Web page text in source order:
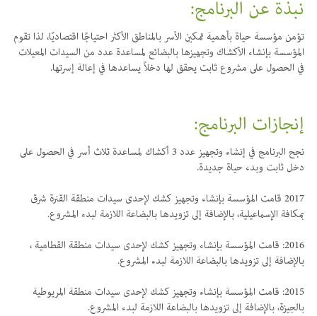
نبذة عن البرنامج:
تؤمن مؤسسة حياة بأهمية تمكين الأسر بالمناطق الأكثر احتياجًا اقتصاديًا، لذا تقوم
المؤسسة بإنشاء الأكشاك وتجهيزها بالبضائع لمساعدة عدد من السيدات المعيلات
في الحصول على مشروع ثابت يحقق لها دخلاً يساعدها في إعالة إسرتها.
إنجازات البرنامج:
نجح البرنامج في إنشاء وتجهيز عدد 3 أكشاك لمساعدة ثلاث أسر في الحصول على
دخل ثابت وبدء حياة جديدة.
2017 قامت المؤسسة بإنشاء وتجهيز كشك لإحدى سيدات منطقة القنرة شرق
بمكافة الإسماعيلية، بالإضافة إلى تزويدها بالبضاعة اللازمة لبدء المشروع.
2016: قامت المؤسسة بإنشاء وتجهيز كشك لإحدى سيدات منطقة القطامية ،
بالإضافة إلى تزويدها بالبضاعة اللازمة لبدء المشروع.
2015: قامت المؤسسة بإنشاء وتجهيز كشك لإحدى سيدات منطقة المريوطية
بالجيزة، بالإضافة إلى تزويدها بالبضاعة اللازمة لبدء المشروع.